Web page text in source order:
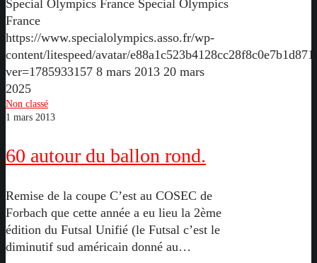
Special Olympics France Special Olympics
France
https://www.specialolympics.asso.fr/wp-
content/litespeed/avatar/
ver=1785933157 8 mars 2013 20 mars
2025
60
autour
ballon
Non classé
1 mars 2013
60 autour du ballon rond.
Remise de la coupe C’est au COSEC de
Forbach que cette année a eu lieu la 2ème
édition du Futsal Unifié (le Futsal c’est le
diminutif sud américain donné au…